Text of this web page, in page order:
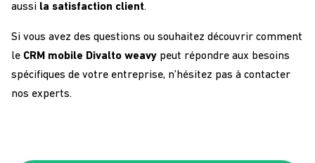
aussi la satisfaction client.
Si vous avez des questions ou souhaitez découvrir comment
le CRM mobile Divalto weavy peut répondre aux besoins
spécifiques de votre entreprise, n’hésitez pas à contacter
nos experts.